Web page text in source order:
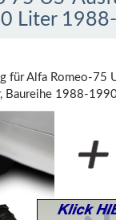
Liter
für Alfa Romeo-75
Baureihe 1988-